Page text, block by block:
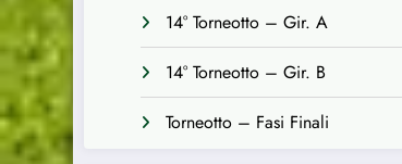
14° Torneotto – Gir. A
14° Torneotto – Gir. B
Torneotto – Fasi Finali